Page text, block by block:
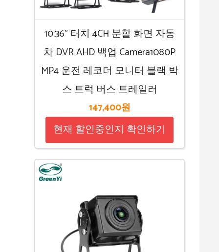
10.36” 터치 4CH 분할 화면 자동
차 DVR AHD 백업 Camera1080P
MP4 운전 레코더 모니터 블랙 박
스 트럭 버스 트레일러
147,400원
현재 할인중인지 확인하기